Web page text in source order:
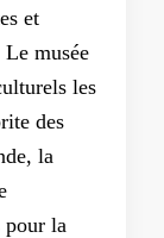
et
musée
les
des
la
pour la